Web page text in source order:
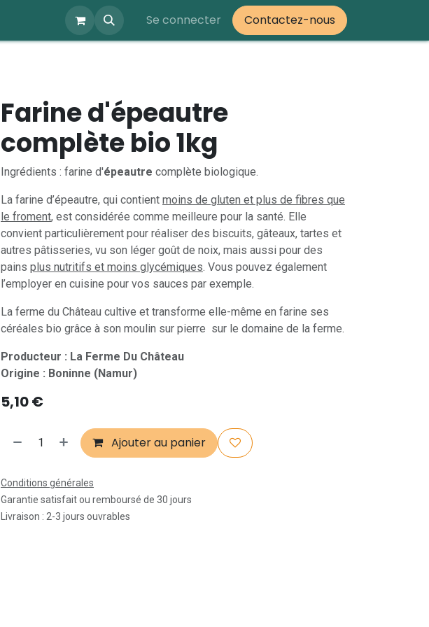
Se connecter Contactez-nous
Farine d'épeautre
complète bio 1kg
Ingrédients : farine d'épeautre complète biologique.
La farine d’épeautre, qui contient moins de gluten et plus de fibres que
le froment, est considérée comme meilleure pour la santé. Elle
convient particulièrement pour réaliser des biscuits, gâteaux, tartes et
autres pâtisseries, vu son léger goût de noix, mais aussi pour des
pains plus nutritifs et moins glycémiques. Vous pouvez également
l’employer en cuisine pour vos sauces par exemple.
La ferme du Château cultive et transforme elle-même en farine ses
céréales bio grâce à son moulin sur pierre sur le domaine de la ferme.
Producteur : La Ferme Du Château
Origine : Boninne (Namur)
5,10€
Ajouter au panier
Conditions générales
Garantie satisfait ou remboursé de 30 jours
Livraison : 2-3 jours ouvrables